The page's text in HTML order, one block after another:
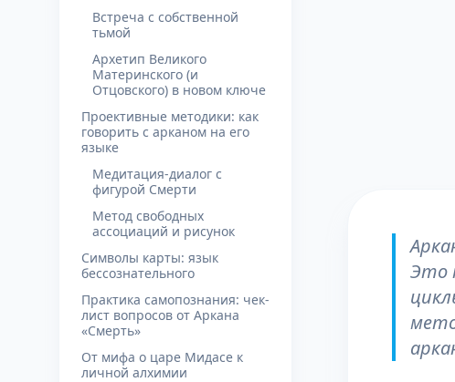
Встреча с собственной
тьмой
Архетип Великого
Материнского (и
Отцовского) в новом ключе
Проективные методики: как
говорить с арканом на его
языке
Медитация-диалог с
фигурой Смерти
Метод свободных
ассоциаций и рисунок
Символы карты: язык
бессознательного
Практика самопознания: чек-
лист вопросов от Аркана
«Смерть»
От мифа о царе Мидасе к
личной алхимии
Это